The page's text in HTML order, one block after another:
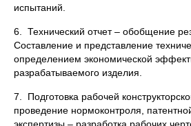
испытаний.
6. Технический отчет – обобщение
Составление и представление
определением экономической
разрабатываемого изделия.
7. Подготовка рабочей
проведение нормоконтроля,